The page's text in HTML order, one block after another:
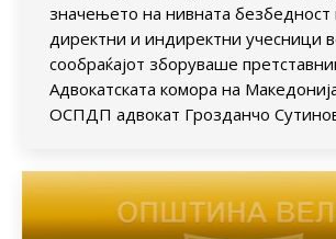
значењето на нивната безбедност
директни и индиректни учесници
сообраќајот зборуваше
Адвокатската комора на
ОСПДП адвокат Грозданчо